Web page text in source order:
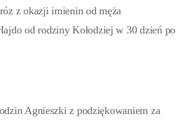
z okazji imienin od męża
od rodziny Kołodziej w 30 dzień po
Agnieszki z podziękowaniem za